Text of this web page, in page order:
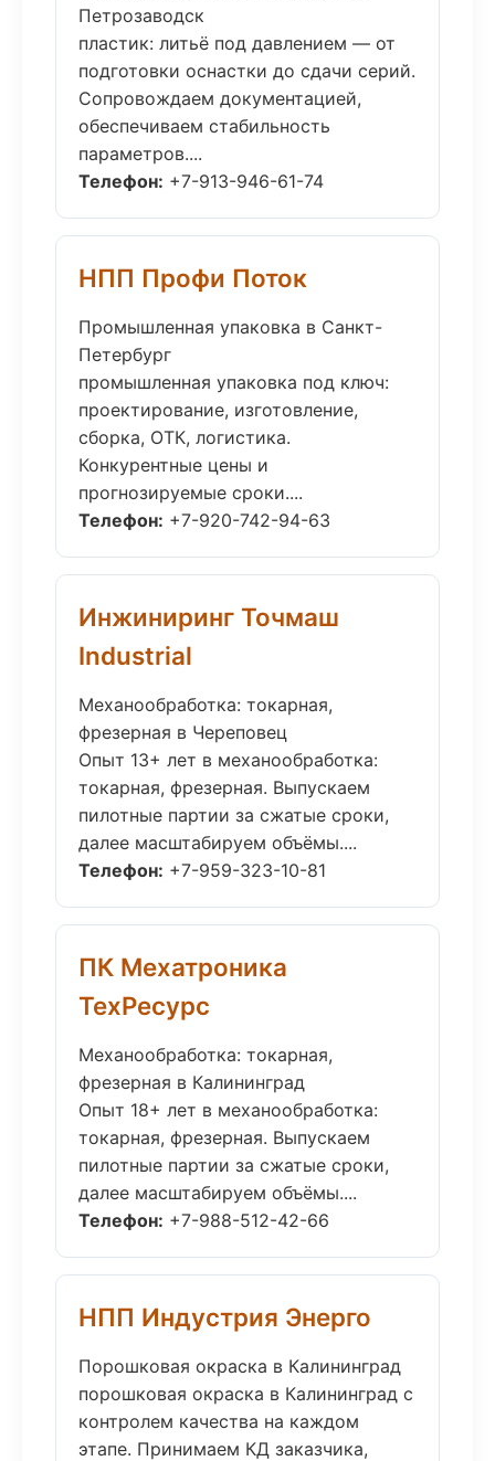
Петрозаводск
пластик: литьё под давлением — от
подготовки оснастки до сдачи серий.
Сопровождаем документацией,
обеспечиваем стабильность
параметров....
Телефон: +7-913-946-61-74
НПП Профи Поток
Промышленная упаковка в Санкт-
Петербург
промышленная упаковка под ключ:
проектирование, изготовление,
сборка, ОТК, логистика.
Конкурентные цены и
прогнозируемые сроки....
Телефон: +7-920-742-94-63
Инжиниринг Точмаш
Industrial
Механообработка: токарная,
фрезерная в Череповец
Опыт 13+ лет в механообработка:
токарная, фрезерная. Выпускаем
пилотные партии за сжатые сроки,
далее масштабируем объёмы....
Телефон: +7-959-323-10-81
ПК Мехатроника
ТехРесурс
Механообработка: токарная,
фрезерная в Калининград
Опыт 18+ лет в механообработка:
токарная, фрезерная. Выпускаем
пилотные партии за сжатые сроки,
далее масштабируем объёмы....
Телефон: +7-988-512-42-66
НПП Индустрия Энерго
Порошковая окраска в Калининград
порошковая окраска в Калининград с
контролем качества на каждом
этапе. Принимаем КД заказчика,